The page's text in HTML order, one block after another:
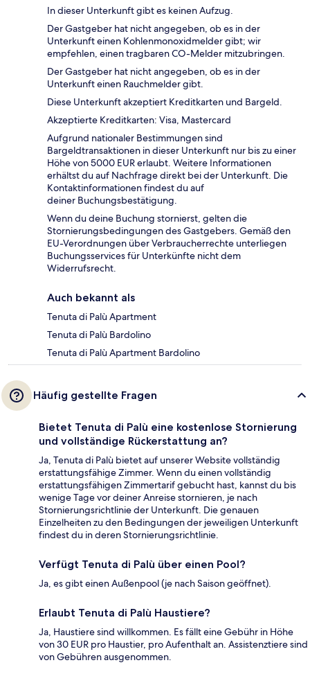
In dieser Unterkunft gibt es keinen Aufzug.
Der Gastgeber hat nicht angegeben, ob es in der
Unterkunft einen Kohlenmonoxidmelder gibt; wir
empfehlen, einen tragbaren CO-Melder mitzubringen.
Der Gastgeber hat nicht angegeben, ob es in der
Unterkunft einen Rauchmelder gibt.
Diese Unterkunft akzeptiert Kreditkarten und Bargeld.
Akzeptierte Kreditkarten: Visa, Mastercard
Aufgrund nationaler Bestimmungen sind
Bargeldtransaktionen in dieser Unterkunft nur bis zu einer
Höhe von 5000 EUR erlaubt. Weitere Informationen
erhältst du auf Nachfrage direkt bei der Unterkunft. Die
Kontaktinformationen findest du auf
deiner Buchungsbestätigung.
Wenn du deine Buchung stornierst, gelten die
Stornierungsbedingungen des Gastgebers. Gemäß den
EU-Verordnungen über Verbraucherrechte unterliegen
Buchungsservices für Unterkünfte nicht dem
Widerrufsrecht.
Auch bekannt als
Tenuta di Palù Apartment
Tenuta di Palù Bardolino
Tenuta di Palù Apartment Bardolino
Häufig gestellte Fragen
Bietet Tenuta di Palù eine kostenlose Stornierung
und vollständige Rückerstattung an?
Ja, Tenuta di Palù bietet auf unserer Website vollständig
erstattungsfähige Zimmer. Wenn du einen vollständig
erstattungsfähigen Zimmertarif gebucht hast, kannst du bis
wenige Tage vor deiner Anreise stornieren, je nach
Stornierungsrichtlinie der Unterkunft. Die genauen
Einzelheiten zu den Bedingungen der jeweiligen Unterkunft
findest du in deren Stornierungsrichtlinie.
Verfügt Tenuta di Palù über einen Pool?
Ja, es gibt einen Außenpool (je nach Saison geöffnet).
Erlaubt Tenuta di Palù Haustiere?
Ja, Haustiere sind willkommen. Es fällt eine Gebühr in Höhe
von 30 EUR pro Haustier, pro Aufenthalt an. Assistenztiere sind
von Gebühren ausgenommen.